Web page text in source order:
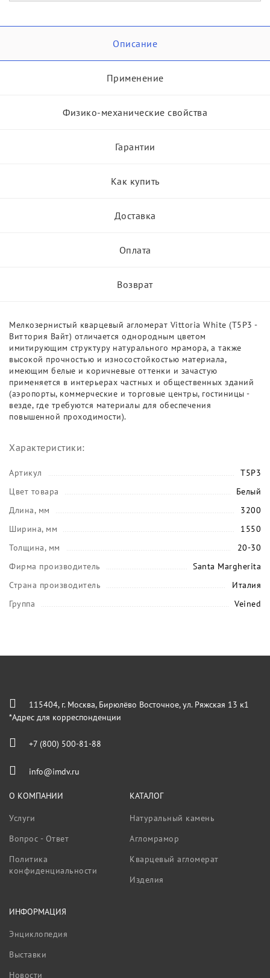
Описание
Применение
Физико-механические свойства
Гарантии
Как купить
Доставка
Оплата
Возврат
Мелкозернистый кварцевый агломерат Vittoria White (T5P3 -
Виттория Вайт) отличается однородным цветом
имитирующим структуру натурального мрамора, а также
высокой прочностью и износостойкостью материала,
имеющим белые и коричневые оттенки и зачастую
применяется в интерьерах частных и общественных зданий
(аэропорты, коммерческие и торговые центры, гостиницы -
везде, где требуются материалы для обеспечения
повышенной проходимости).
Характеристики:
Артикул
T5P3
Цвет товара
Белый
Длина, мм
3200
Ширина, мм
1550
Толщина, мм
20-30
Фирма производитель
Santa Margherita
Страна производитель
Италия
Группа
Veined
115404, г. Москва, Бирюлёво Восточное, ул. Ряжская 13 к1
*Адрес для корреспонденции
+7 (800) 500-81-88
info@imdv.ru
О КОМПАНИИ
Услуги
Вопрос - Ответ
Политика
конфиденциальности
КАТАЛОГ
Натуральный камень
Агломрамор
Кварцевый агломерат
Изделия
ИНФОРМАЦИЯ
Энциклопедия
Выставки
Новости